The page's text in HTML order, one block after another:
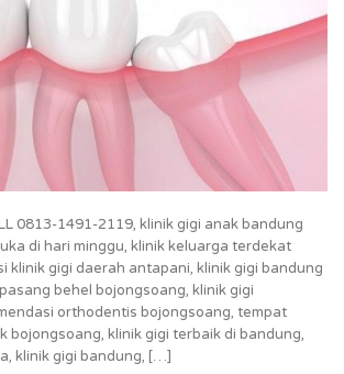
0813-1491-2119, klinik gigi anak bandung
di hari minggu, klinik keluarga terdekat
klinik gigi daerah antapani, klinik gigi bandung
behel bojongsoang, klinik gigi
orthodentis bojongsoang, tempat
bojongsoang, klinik gigi terbaik di bandung,
klinik gigi bandung, […]